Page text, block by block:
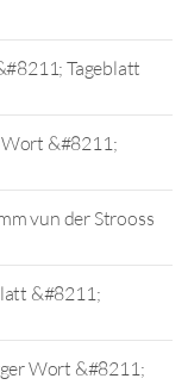
Tageblatt
&#8211;
vun der Strooss
&#8211;
Wort &#8211;